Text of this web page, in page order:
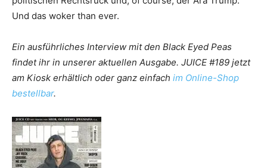
Und das woker than ever.
Ein ausführliches Interview mit den Black Eyed Peas
findet ihr in unserer aktuellen Ausgabe. JUICE #189 jetzt
am Kiosk erhältlich oder ganz einfach im Online-Shop
bestellbar.